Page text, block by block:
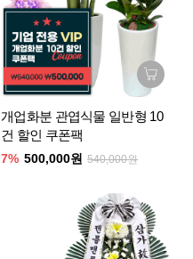
개업화분 관엽식물 일반형 10
건 할인 쿠폰팩
7% 500,000원 540,000원